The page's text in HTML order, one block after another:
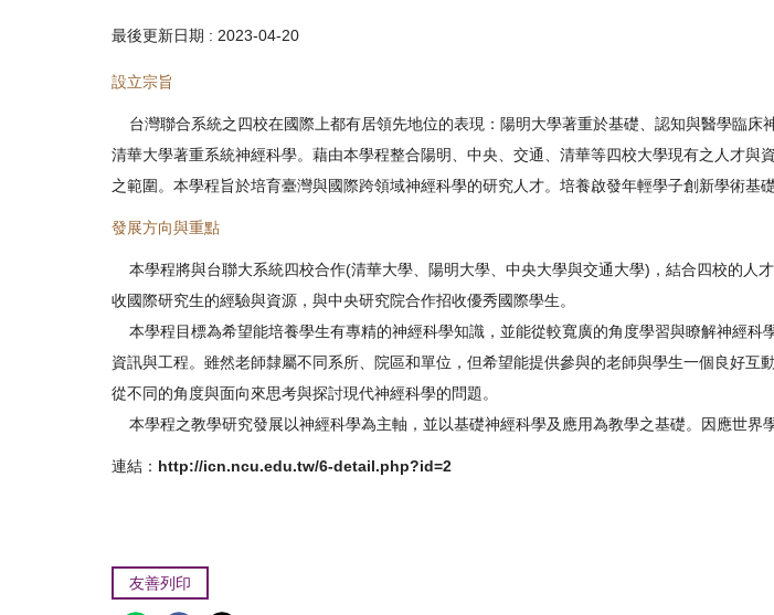
最後更新日期 : 2023-04-20
設立宗旨
台灣聯合系統之四校在國際上都有居領先地位的表現：陽明大學著重於基礎、認知與醫學臨床
清華大學著重系統神經科學。藉由本學程整合陽明、中央、交通、清華等四校大學現有之人才
之範圍。本學程旨於培育臺灣與國際跨領域神經科學的研究人才。培養啟發年輕學子創新學術基
發展方向與重點
本學程將與台聯大系統四校合作(清華大學、陽明大學、中央大學與交通大學)，結合四校的人
收國際研究生的經驗與資源，與中央研究院合作招收優秀國際學生。
本學程目標為希望能培養學生有專精的神經科學知識，並能從較寬廣的角度學習與瞭解神經
資訊與工程。雖然老師隸屬不同系所、院區和單位，但希望能提供參與的老師與學生一個良好
從不同的角度與面向來思考與探討現代神經科學的問題。
本學程之教學研究發展以神經科學為主軸，並以基礎神經科學及應用為教學之基礎。因應世界
連結： http://icn.ncu.edu.tw/6-detail.php?id=2
友善列印